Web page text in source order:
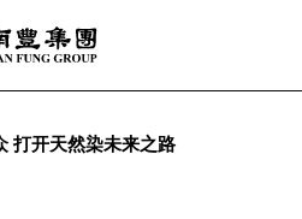
打开天然染未来之路